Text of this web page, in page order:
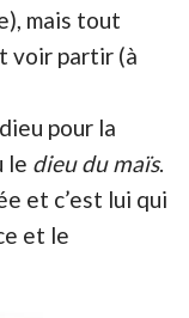
mais tout
voir partir (à
pour la
le dieu du maïs.
et c’est lui qui
et le